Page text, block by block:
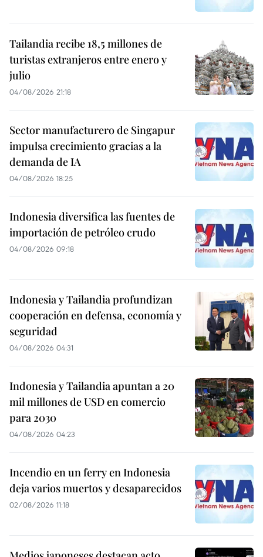
Tailandia recibe 18,5 millones de
turistas extranjeros entre enero y
julio
04/08/2026 21:18
Sector manufacturero de Singapur
impulsa crecimiento gracias a la
demanda de IA
04/08/2026 18:25
Indonesia diversifica las fuentes de
importación de petróleo crudo
04/08/2026 09:18
Indonesia y Tailandia profundizan
cooperación en defensa, economía y
seguridad
04/08/2026 04:31
Indonesia y Tailandia apuntan a 20
mil millones de USD en comercio
para 2030
04/08/2026 04:23
Incendio en un ferry en Indonesia
deja varios muertos y desaparecidos
02/08/2026 11:18